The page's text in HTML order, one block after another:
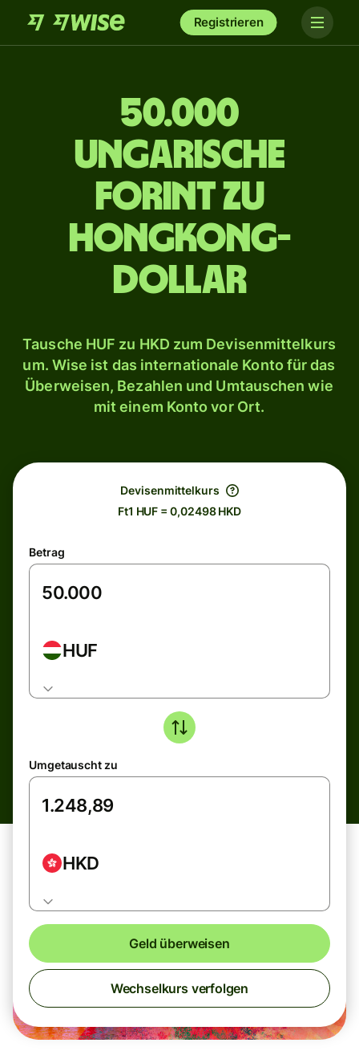
Registrieren
50.000
ungarische
Forint zu
Hongkong-
Dollar
Tausche HUF zu HKD zum Devisenmittelkurs
um. Wise ist das internationale Konto für das
Überweisen, Bezahlen und Umtauschen wie
mit einem Konto vor Ort.
Devisenmittelkurs
Ft1 HUF = 0,02498 HKD
Betrag
HUF
Umgetauscht zu
HKD
Geld überweisen
Wechselkurs verfolgen